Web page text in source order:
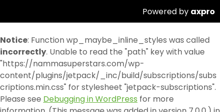
Powered by axpro
Notice: Function wp_maybe_inline_styles was called
incorrectly. Unable to read the "path" key with value
"https://nammasuperstars.com/wp-
content/plugins/jetpack/_inc/build/subscriptions/subs
criptions.min.css" for stylesheet "jetpack-subscriptions".
Please see Debugging in WordPress for more